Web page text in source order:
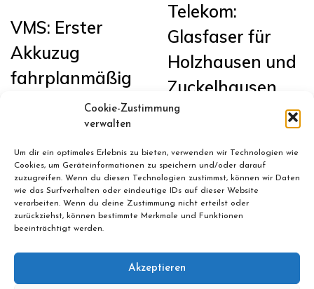
Cookie-Zustimmung
verwalten
Um dir ein optimales Erlebnis zu bieten, verwenden wir Technologien wie
Cookies, um Geräteinformationen zu speichern und/oder darauf
zuzugreifen. Wenn du diesen Technologien zustimmst, können wir Daten
wie das Surfverhalten oder eindeutige IDs auf dieser Website
verarbeiten. Wenn du deine Zustimmung nicht erteilst oder
zurückziehst, können bestimmte Merkmale und Funktionen
beeinträchtigt werden.
Akzeptieren
VMS: Erster
Akkuzug
fahrplanmäßig
in Sachsen auf
der Bahnstrecke
Leipzig <>
Chemnitz im
Einsatz
Februar 24, 2026
Telekom:
Glasfaser für
Holzhausen und
Zuckelhausen